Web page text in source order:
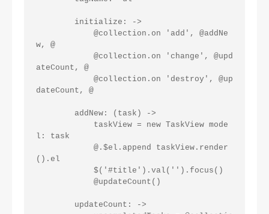
w, @
ateCount, @
dateCount, @
l: task
().el